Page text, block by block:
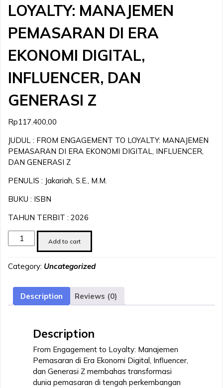
LOYALTY: MANAJEMEN
PEMASARAN DI ERA
EKONOMI DIGITAL,
INFLUENCER, DAN
GENERASI Z
Rp117.400,00
JUDUL : FROM ENGAGEMENT TO LOYALTY: MANAJEMEN
PEMASARAN DI ERA EKONOMI DIGITAL, INFLUENCER,
DAN GENERASI Z
PENULIS : Jakariah, S.E., M.M.
BUKU : ISBN
TAHUN TERBIT : 2026
FROM
ENGAGEMENT
LOYALTY:
PEMASARAN
DI
DIGITAL,
INFLUENCER,
GENERASI
Add to cart
Category: Uncategorized
Description Reviews (0)
Description
From Engagement to Loyalty: Manajemen
Pemasaran di Era Ekonomi Digital, Influencer,
dan Generasi Z membahas transformasi
dunia pemasaran di tengah perkembangan